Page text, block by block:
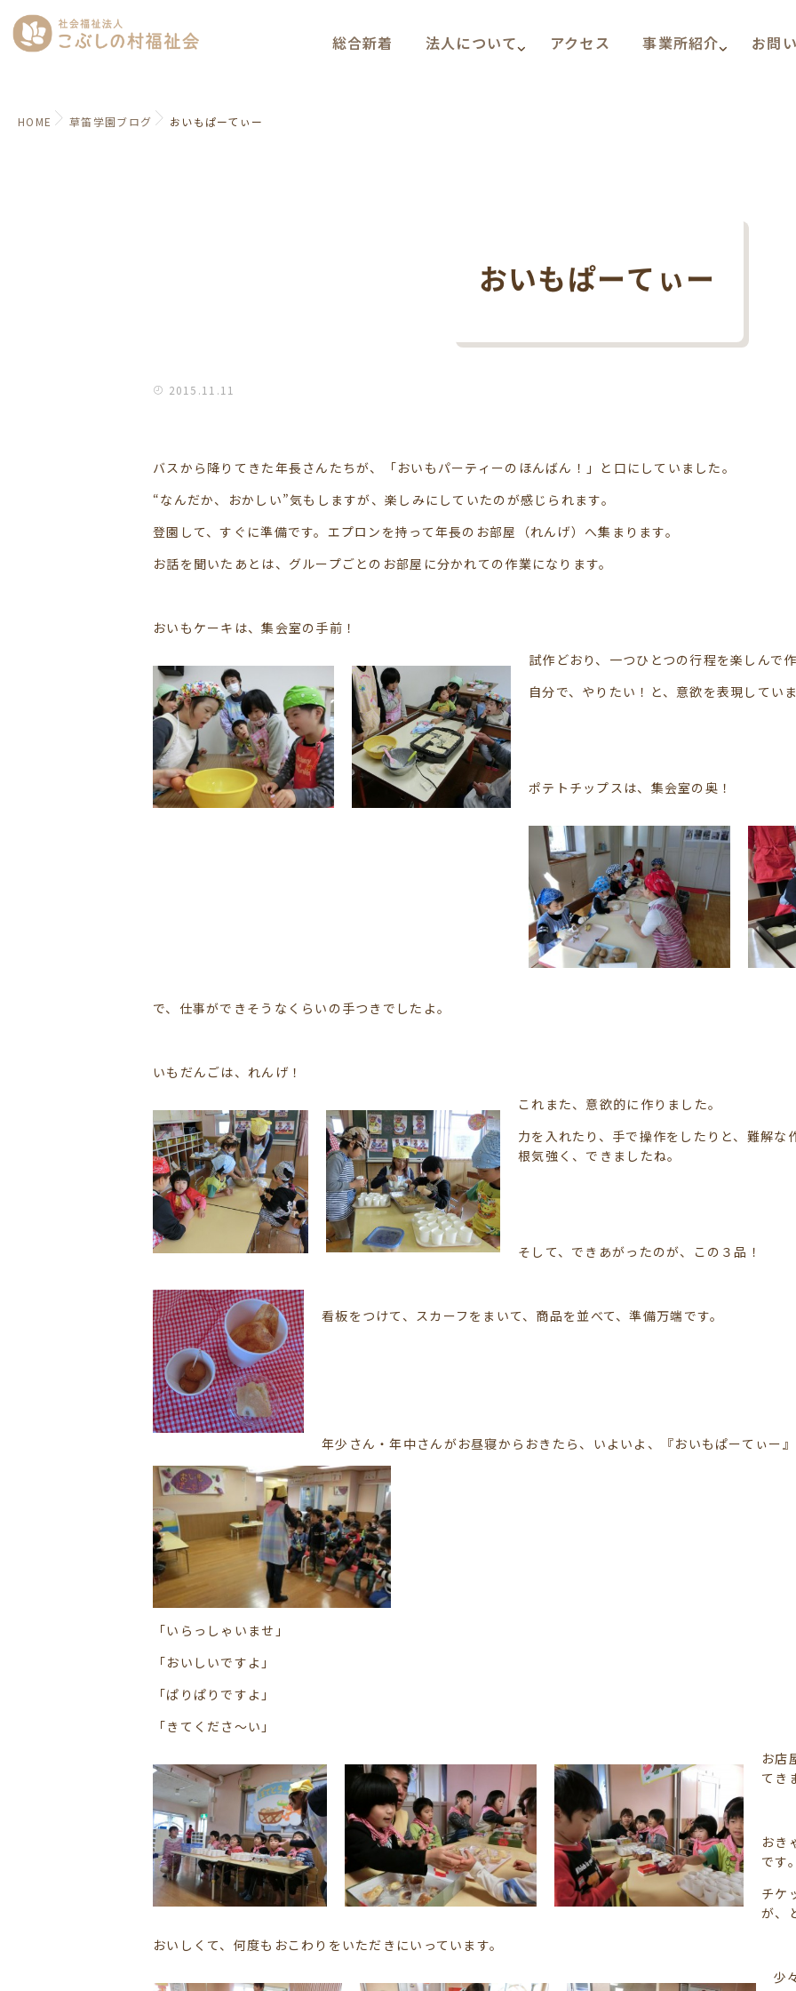
総合新着 法人について アクセス 事業所紹介 お問
HOME 草笛学園ブログ おいもぱーてぃー
おいもぱーてぃー
2015.11.11
バスから降りてきた年長さんたちが、「おいもパーティーのほんばん！」と口にしていました。
“なんだか、おかしい”気もしますが、楽しみにしていたのが感じられます。
登園して、すぐに準備です。エプロンを持って年長のお部屋（れんげ）へ集まります。
お話を聞いたあとは、グループごとのお部屋に分かれての作業になります。
おいもケーキは、集会室の手前！
試作どおり、一つひとつの行程を楽しんで
自分で、やりたい！と、意欲を表現していま
ポテトチップスは、集会室の奥！
で、仕事ができそうなくらいの手つきでしたよ。
いもだんごは、れんげ！
これまた、意欲的に作りました。
力を入れたり、手で操作をしたりと、難解
根気強く、できましたね。
そして、できあがったのが、この３品！
看板をつけて、スカーフをまいて、商品を並べて、準備万端です。
年少さん・年中さんがお昼寝からおきたら、いよいよ、『おいもぱーてぃー』
「いらっしゃいませ」
「おいしいですよ」
「ぱりぱりですよ」
「きてくださ～い」
お店
てき
おき
です。
チケ
が、
おいしくて、何度もおこわりをいただきにいっています。
少